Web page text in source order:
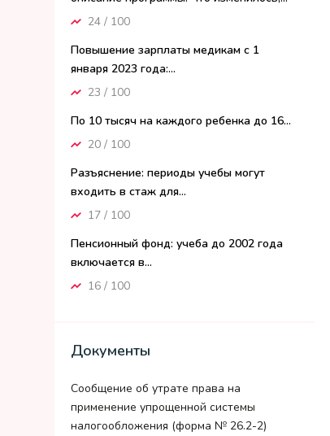
24 / 100
Повышение зарплаты медикам с 1
января 2023 года:...
23 / 100
По 10 тысяч на каждого ребенка до 16...
20 / 100
Разъяснение: периоды учебы могут
входить в стаж для...
17 / 100
Пенсионный фонд: учеба до 2002 года
включается в...
16 / 100
Документы
Сообщение об утрате права на
применение упрощенной системы
налогообложения (форма № 26.2-2)